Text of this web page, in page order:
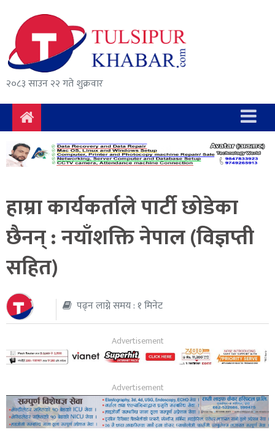
२०८३ साउन २२ गते शुक्रवार
समाचार
राजनीति
सुरक्षा/
अपराध
दुर्घटना
विचार
अर्थ
संवाद
मनोरञ्जन
थप
हाम्रा कार्यकर्ताले पार्टी छोडेका
छैनन् : नयाँशक्ति नेपाल (विज्ञप्ती
सहित)
पढ्न लाग्ने समय : १ मिनेट